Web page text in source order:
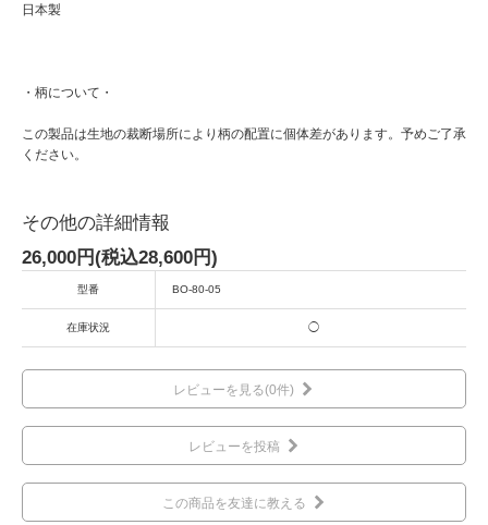
日本製
・柄について・
この製品は生地の裁断場所により柄の配置に個体差があります。予めご了承
ください。
その他の詳細情報
26,000円(税込28,600円)
型番 BO-80-05
在庫状況 ◯
レビューを見る(0件)
レビューを投稿
この商品を友達に教える